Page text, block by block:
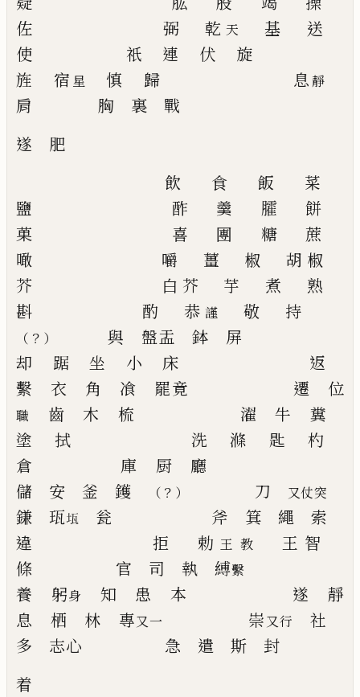
佐
弼 乾 天 基
送
使
祇 連 伏
旋
旌
宿 星 慎 歸 息靜
肩 胸 裏
戰
遂
肥
飲
食 飯
菜
鹽
酢 羹 臛
餅
菓
喜 團 糖
蔗
噉
嚼 薑 椒
胡椒
芥
白芥 芋 煮
熟
斟
酌 恭 謹 敬 持
（ ？ ） 與 盤盂 鉢
屏
却
踞 坐 小 床
返
繫
衣 角 飡 罷竟 遷 位
職 齒 木 梳 濯 牛
糞
塗
拭 洗 滌 匙
杓
倉
庫 厨
廳
儲
安 釜 鑊 （ ？ ） 刀 又仗突
鎌 珁𤬪 瓮 斧 箕 繩
索
違
拒 勅 王教
王智
條
官 司 執 縛繫
養 躬身 知 患 本 遂
靜
息
栖 林 專又一 崇又行
社
多
志心 急 遣 斯
封
着